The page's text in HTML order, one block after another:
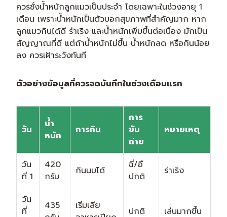
ควรชั่งน้ำหนักลูกแมวเป็นประจำ โดยเฉพาะในช่วงอายุ 1
เดือน เพราะน้ำหนักเป็นตัวบอกสุขภาพที่สำคัญมาก หาก
ลูกแมวกินได้ดี ร่าเริง และน้ำหนักเพิ่มขึ้นต่อเนื่อง มักเป็น
สัญญาณที่ดี แต่ถ้าน้ำหนักไม่ขึ้น น้ำหนักลด หรือกินน้อย
ลง ควรเฝ้าระวังทันที
ตัวอย่างข้อมูลที่ควรจดบันทึกในช่วงเดือนแรก
วัน
น้ำ
หนัก
การกิน
การ
ขับ
ถ่าย
หมายเหตุ
วัน
ที่ 1
420
กรัม
กินนมได้
ฉี่/อึ
ปกติ
ร่าเริง
วัน
ที่
435
เริ่มเลีย
ปกติ เล่นมากขึ้น